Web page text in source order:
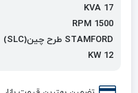
17 KVA
RPM 1500
STAMFORD طرح چین(SLC
)
12 KW